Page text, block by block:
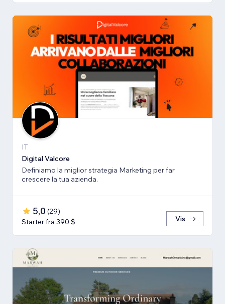
IT
Digital Valcore
Definiamo la miglior strategia Marketing per far
crescere la tua azienda.
5,0 (29)
Starter fra 390 $
Vis